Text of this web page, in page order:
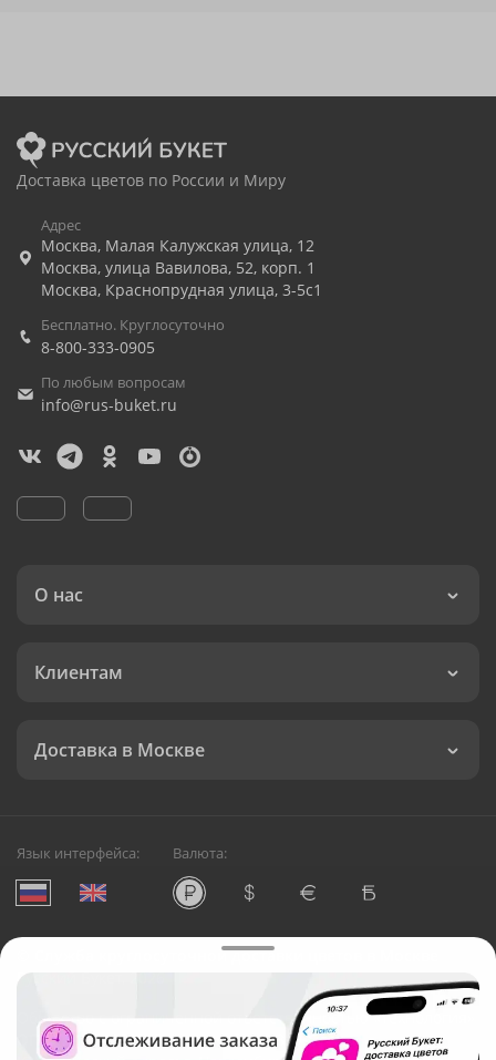
Доставка цветов по России и Миру
Адрес
Москва, Малая Калужская улица, 12
Москва, улица Вавилова, 52, корп. 1
Москва, Краснопрудная улица, 3-5с1
Бесплатно. Круглосуточно
8-800-333-0905
По любым вопросам
info@rus-buket.ru
О нас
Клиентам
Доставка в Москве
Язык интерфейса: Валюта:
Служба круглосуточной доставки цветов в Москве
Русский Букет, 2026
Общество с ограниченной ответственностью «Технология»
ОГРН: 1195476081745, ИНН: 5410081997